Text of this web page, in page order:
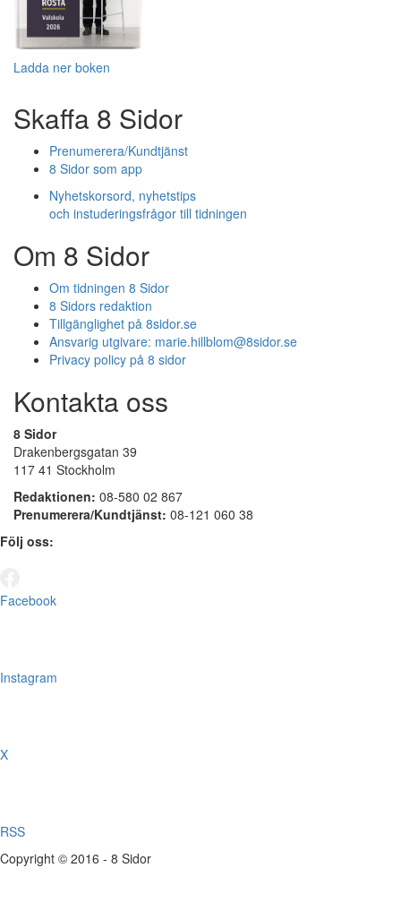
Ladda ner boken
Skaffa 8 Sidor
Prenumerera/Kundtjänst
8 Sidor som app
Nyhetskorsord, nyhetstips
och instuderingsfrågor till tidningen
Om 8 Sidor
Om tidningen 8 Sidor
8 Sidors redaktion
Tillgänglighet på 8sidor.se
Ansvarig utgivare: marie.hillblom@8sidor.se
Privacy policy på 8 sidor
Kontakta oss
8 Sidor
Drakenbergsgatan 39
117 41 Stockholm
Redaktionen: 08-580 02 867
Prenumerera/Kundtjänst: 08-121 060 38
Följ oss:
Facebook
Instagram
X
RSS
Copyright © 2016 - 8 Sidor